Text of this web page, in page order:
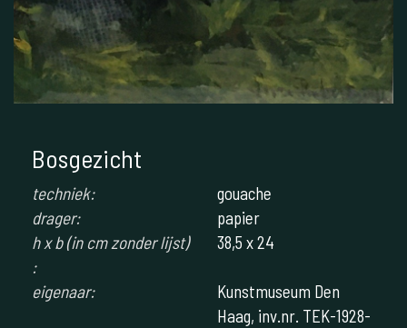
Bosgezicht
techniek:
gouache
drager:
papier
h x b (in cm zonder lijst)
:
38,5 x 24
eigenaar:
Kunstmuseum Den
Haag, inv.nr. TEK-1928-